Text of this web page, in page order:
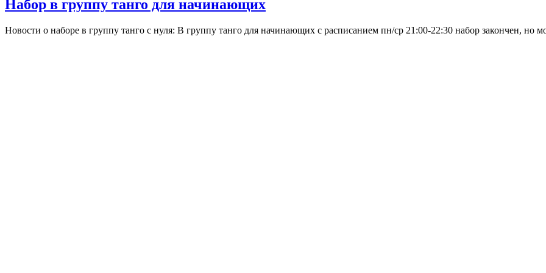
Набор в группу танго для начинающих
Новости о наборе в группу танго с нуля: В группу танго для начинающих с расписанием пн/ср 21:00-22:30 набор закончен, но